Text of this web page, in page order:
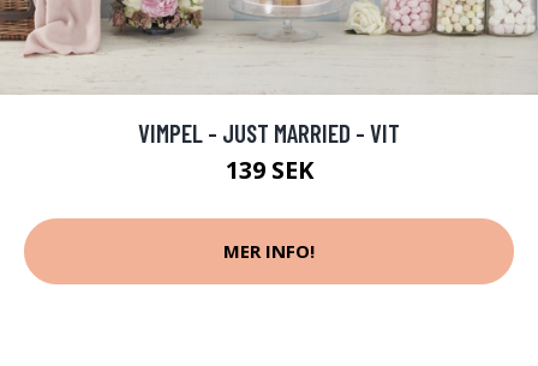
VIMPEL - JUST MARRIED - VIT
139 SEK
MER INFO!